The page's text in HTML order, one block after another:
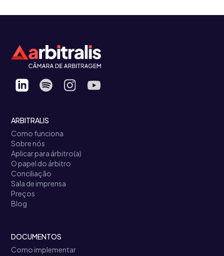
ARBITRALIS
Como funciona
Sobre nós
Aplicar para árbitro(a)
O papel do árbitro
Conciliação
Sala de imprensa
Preços
Blog
DOCUMENTOS
Como implementar